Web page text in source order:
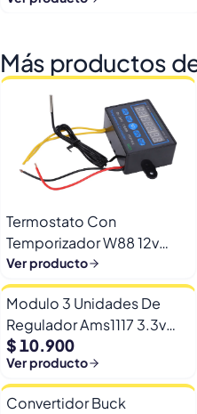
Más productos
Termostato Con
Temporizador W88 12v
Automatico Frio Calor
Ver producto
Modulo 3 Unidades De
Regulador Ams1117 3.3v
Yp-8 Con Pines
$ 10.900
Ver producto
Convertidor Buck